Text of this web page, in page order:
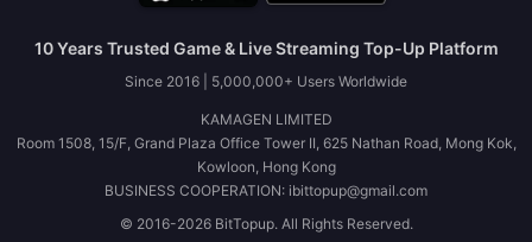
10 Years Trusted Game & Live Streaming Top-Up Platform
Since 2016 | 5,000,000+ Users Worldwide
KAMAGEN LIMITED
Room 1508, 15/F, Grand Plaza Office Tower II, 625 Nathan Road, Mong Kok,
Kowloon, Hong Kong
BUSINESS COOPERATION: ibittopup@gmail.com
© 2016-2026 BitTopup. All Rights Reserved.